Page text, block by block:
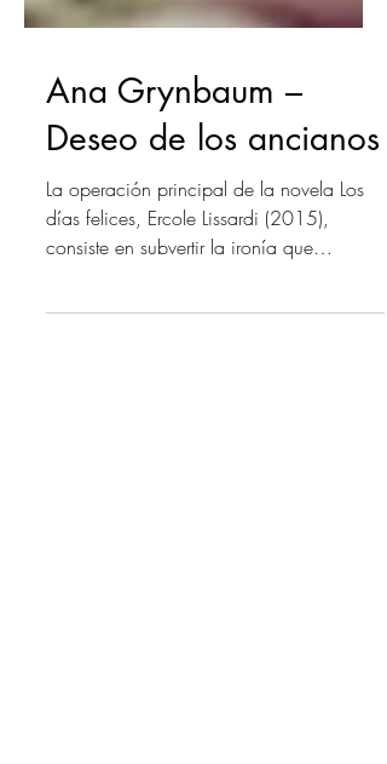
Ana Grynbaum –
Deseo de los ancianos
La operación principal de la novela Los
consiste en subvertir la ironía que